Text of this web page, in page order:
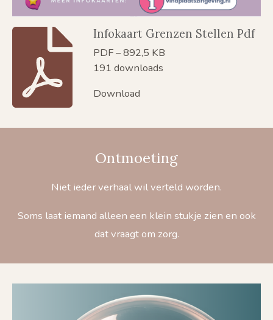
Infokaart Grenzen Stellen Pdf
PDF – 892,5 KB
191 downloads
Download
Ontmoeting
Niet ieder verhaal wil verteld worden.
Soms laat iemand alleen een klein stukje zien en ook
dat vraagt om zorg.